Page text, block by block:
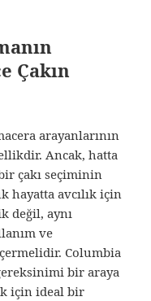
Çakın
arayanlarının
Ancak, hatta
hayatta avcılık için
değil, aynı
ve
Columbia
bir araya
için ideal bir